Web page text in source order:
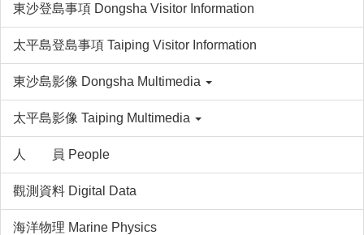
東沙登島事項 Dongsha Visitor Information
太平島登島事項 Taiping Visitor Information
東沙島影像 Dongsha Multimedia
太平島影像 Taiping Multimedia
人 員 People
觀測資料 Digital Data
海洋物理 Marine Physics